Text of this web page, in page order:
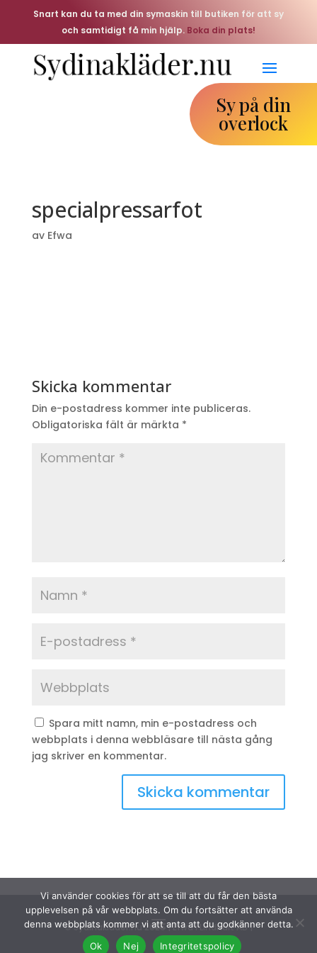
Snart kan du ta med din symaskin till butiken för att sy
och samtidigt få min hjälp. Boka din plats!
Sy på din
overlock
specialpressarfot
av Efwa
Skicka kommentar
Din e-postadress kommer inte publiceras.
Obligatoriska fält är märkta *
Spara mitt namn, min e-postadress och
webbplats i denna webbläsare till nästa gång
jag skriver en kommentar.
© Sydinakläder.nu 2026 | Efwa i Lindhult AB |
Vi använder cookies för att se till att du får den bästa
upplevelsen på vår webbplats. Om du fortsätter att använda
denna webbplats kommer vi att anta att du godkänner detta.
Ok
Nej Integritetspolicy